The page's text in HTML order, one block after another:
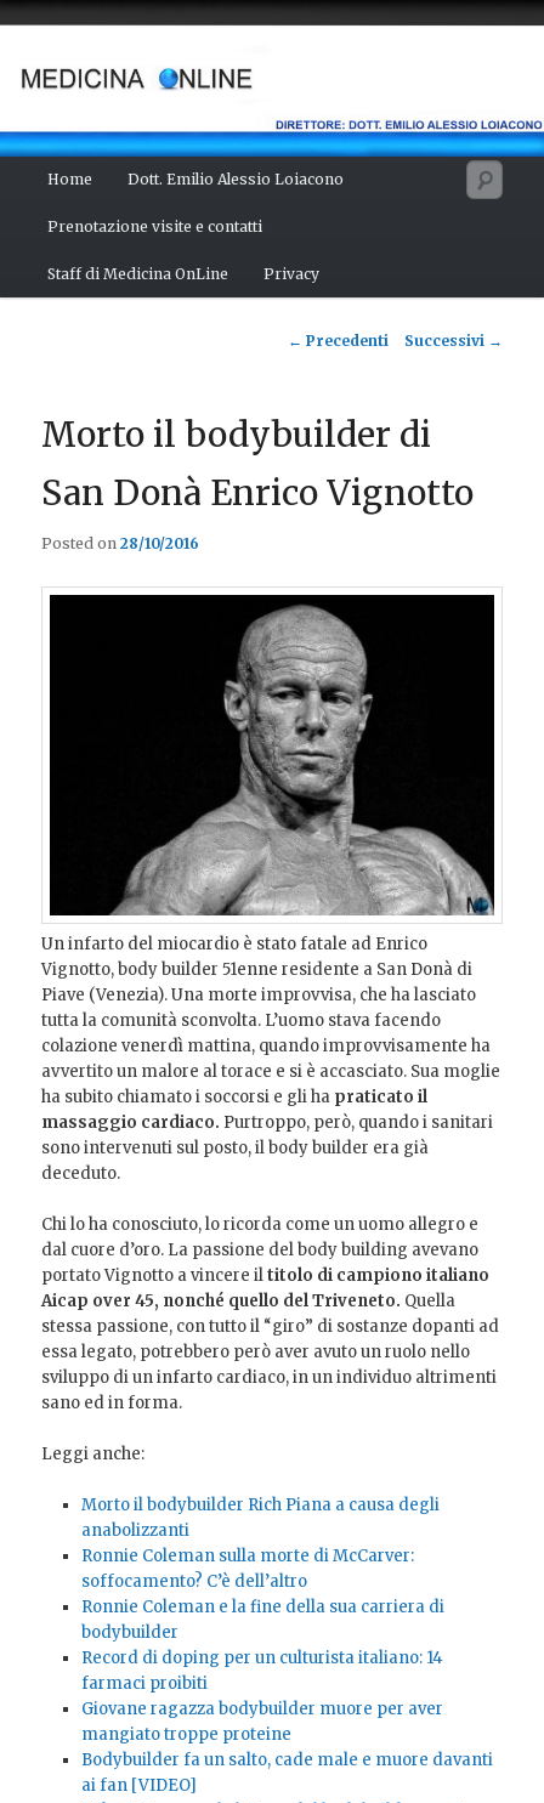
contenuto
principale
Home Dott. Emilio Alessio Loiacono
Prenotazione visite e contatti
Staff di Medicina OnLine Privacy
Navigazione
← Precedenti Successivi →
Morto il bodybuilder di
San Donà Enrico Vignotto
Posted on28/10/2016
Un infarto del miocardio è stato fatale ad Enrico
Vignotto, body builder 51enne residente a San Donà di
Piave (Venezia). Una morte improvvisa, che ha lasciato
tutta la comunità sconvolta. L’uomo stava facendo
colazione venerdì mattina, quando improvvisamente ha
avvertito un malore al torace e si è accasciato. Sua moglie
ha subito chiamato i soccorsi e gli ha praticato il
massaggio cardiaco. Purtroppo, però, quando i sanitari
sono intervenuti sul posto, il body builder era già
deceduto.
Chi lo ha conosciuto, lo ricorda come un uomo allegro e
dal cuore d’oro. La passione del body building avevano
portato Vignotto a vincere iltitolo di campiono italiano
Aicap over 45, nonché quello del Triveneto. Quella
stessa passione, con tutto il “giro” di sostanze dopanti ad
essa legato, potrebbero però aver avuto un ruolo nello
sviluppo di un infarto cardiaco, in un individuo altrimenti
sano ed in forma.
Leggi anche:
Morto il bodybuilder Rich Piana a causa degli
anabolizzanti
Ronnie Coleman sulla morte di McCarver:
soffocamento? C’è dell’altro
Ronnie Coleman e la fine della sua carriera di
bodybuilder
Record di doping per un culturista italiano: 14
farmaci proibiti
Giovane ragazza bodybuilder muore per aver
mangiato troppe proteine
Bodybuilder fa un salto, cade male e muore davanti
ai fan [VIDEO]